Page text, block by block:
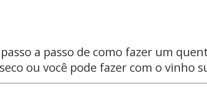
a passo de como fazer um
ou você pode fazer com o vinho